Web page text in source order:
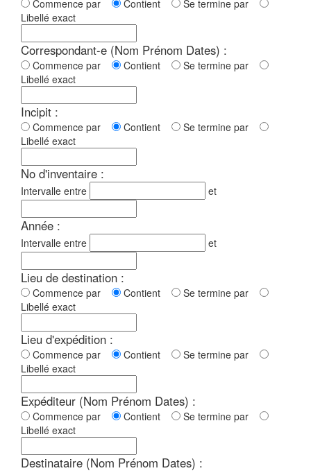
Commence par Contient
Se termine par
Libellé exact
Correspondant-e (Nom Prénom Dates) :
Commence par Contient
Se termine par
Libellé exact
Incipit :
Commence par Contient
Se termine par
Libellé exact
No d'inventaire :
Intervalle entre et
Année :
Intervalle entre et
Lieu de destination :
Commence par Contient
Se termine par
Libellé exact
Lieu d'expédition :
Commence par Contient
Se termine par
Libellé exact
Expéditeur (Nom Prénom Dates) :
Commence par Contient
Se termine par
Libellé exact
Destinataire (Nom Prénom Dates) :